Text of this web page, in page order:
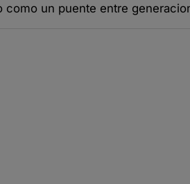
un puente entre